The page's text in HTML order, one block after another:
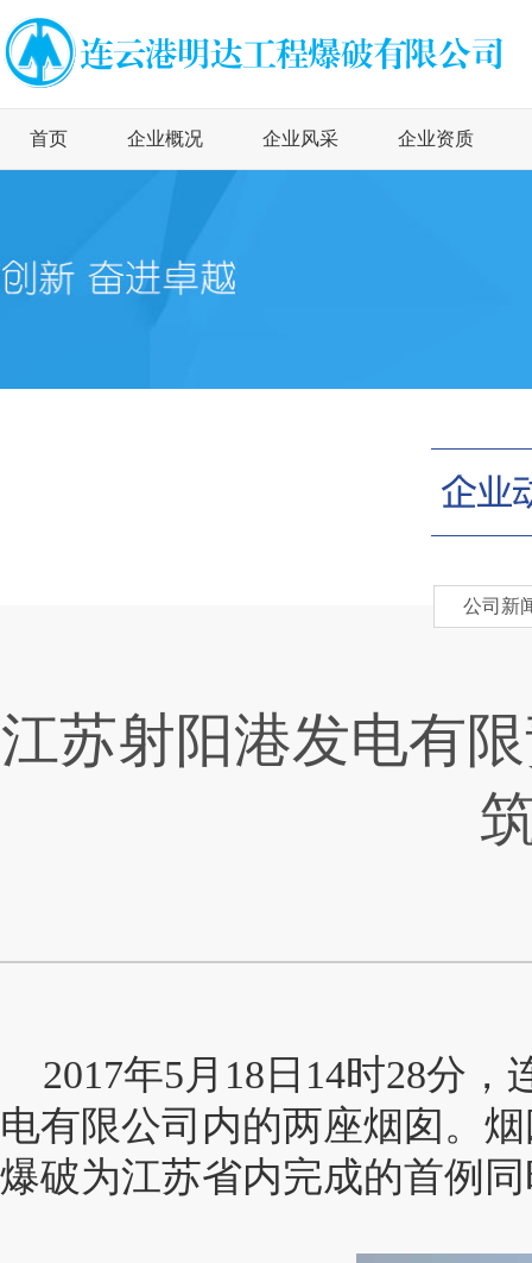
首页 企业概况 企业风采 企业资质
公司新
江苏射阳港发电有
2017年5月18日14时28分，
电有限公司内的两座烟囱。
爆破为江苏省内完成的首例